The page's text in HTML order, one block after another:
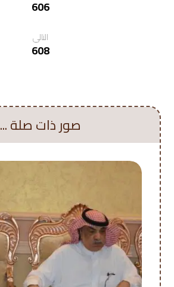
606
التالي
608
صور ذات صلة ...